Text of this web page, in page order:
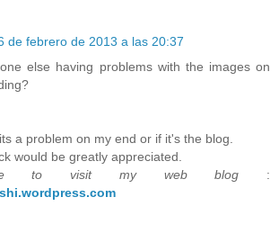
de febrero de 2013 a las 20:37
else having problems with the images on
a problem on my end or if it's the blog.
would be greatly appreciated.
to visit my web blog :